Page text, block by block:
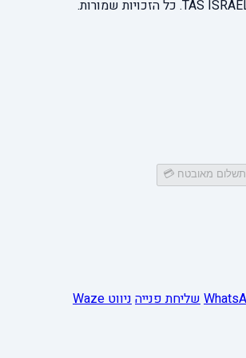
מאובטח 💳
שליחת פנייהניווט Waze